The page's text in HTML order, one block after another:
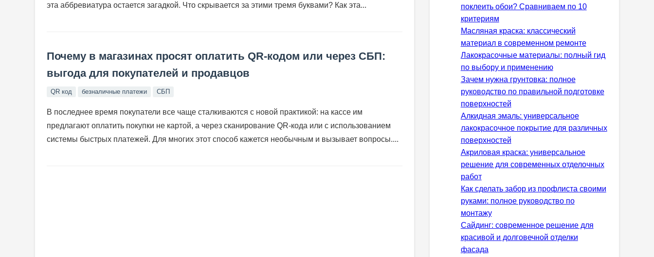
эта аббревиатура остается загадкой. Что скрывается за этими тремя буквами? Как эта...
Почему в магазинах просят оплатить QR-кодом или через СБП:
выгода для покупателей и продавцов
QR код безналичные платежи СБП
В последнее время покупатели все чаще сталкиваются с новой практикой: на кассе им
предлагают оплатить покупки не картой, а через сканирование QR-кода или с использованием
системы быстрых платежей. Для многих этот способ кажется необычным и вызывает вопросы....
поклеить обои? Сравниваем по 10
критериям
Масляная краска: классический
материал в современном ремонте
Лакокрасочные материалы: полный гид
по выбору и применению
Зачем нужна грунтовка: полное
руководство по правильной подготовке
поверхностей
Алкидная эмаль: универсальное
лакокрасочное покрытие для различных
поверхностей
Акриловая краска: универсальное
решение для современных отделочных
работ
Как сделать забор из профлиста своими
руками: полное руководство по
монтажу
Сайдинг: современное решение для
красивой и долговечной отделки
фасада